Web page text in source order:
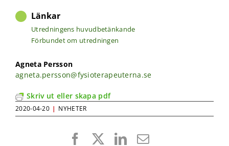
Länkar
Utredningens huvudbetänkande
Förbundet om utredningen
Agneta Persson
agneta.persson@fysioterapeuterna.se
Skriv ut eller skapa pdf
2020-04-20 | NYHETER
FacebookLinkedIn
E-